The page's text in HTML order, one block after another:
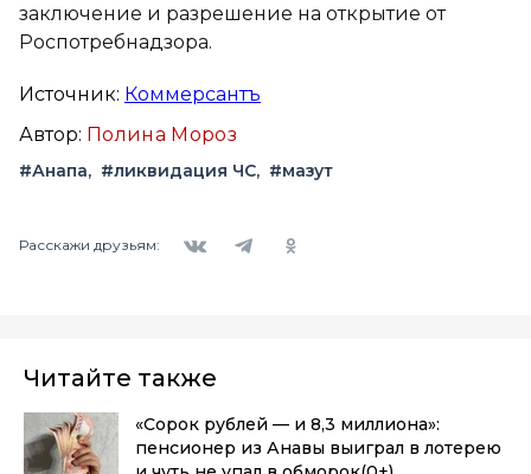
заключение и разрешение на открытие от
Роспотребнадзора.
Источник: Коммерсантъ
Автор: Полина Мороз
#Анапа #ликвидация ЧС #мазут
Расскажи друзьям:
Читайте также
«Сорок рублей — и 8,3 миллиона»:
пенсионер из Анавы выиграл в лотерею